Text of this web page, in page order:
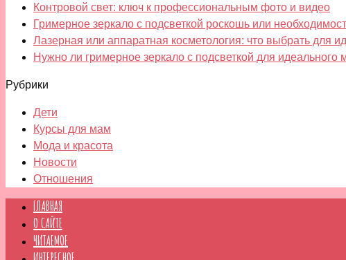
Контровой свет: ключ к профессиональным фото и видео
Гримерное зеркало с подсветкой роскошь или
Лазерная или аппаратная косметология: что выбрать для
Нужно ли гримерное зеркало с подсветкой для идеального
Рубрики
Дети
Курсы для мам
Мода и красота
Новости
Отношения
ГЛАВНАЯ
О САЙТЕ
ЧИТАЕМОЕ